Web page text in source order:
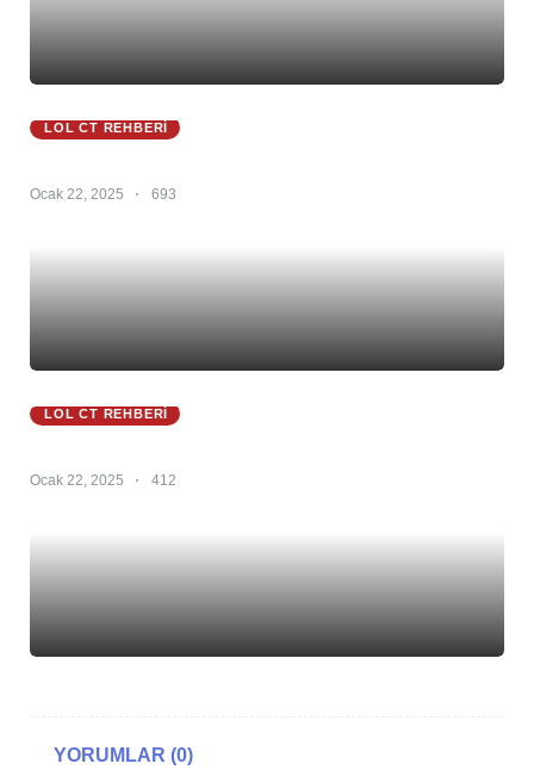
LOL CT REHBERI
Ocak 22, 2025 693
LOL CT REHBERI
Ocak 22, 2025 412
YORUMLAR (0)